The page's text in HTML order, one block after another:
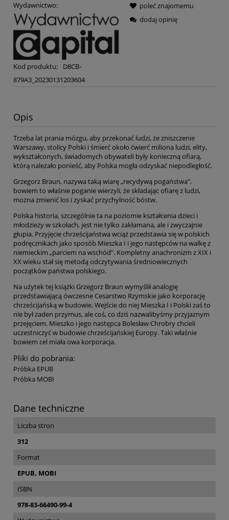
Wydawnictwo:
Kod produktu:
D8CB-
879A3_20230131203604
poleć znajomemu
dodaj opinię
Opis
Trzeba lat prania mózgu, aby przekonać ludzi, że zniszczenie
Warszawy, stolicy Polski i śmierć około ćwierć miliona ludzi, elity,
wykształconych, świadomych obywateli były konieczną ofiarą,
którą należało ponieść, aby Polska mogła odzyskać niepodległość.
Grzegorz Braun, nazywa taką wiarę „recydywą pogaństwa”,
bowiem to właśnie poganie wierzyli, że składając ofiarę z ludzi,
można zmienić los i zyskać przychylność bóstw.
Polska historia, szczególnie ta na poziomie kształcenia dzieci i
młodzieży w szkołach, jest nie tylko zakłamana, ale i zwyczajnie
głupia. Przyjęcie chrześcijaństwa wciąż przedstawia się w polskich
podręcznikach jako sposób Mieszka I i jego następców na walkę z
niemieckim „parciem na wschód”. Kompletny anachronizm z XIX i
XX wieku stał się metodą odczytywania średniowiecznych
początków państwa polskiego.
Na użytek tej książki Grzegorz Braun wymyślił analogię
przedstawiającą ówczesne Cesarstwo Rzymskie jako korporację
chrześcijańską w budowie. Wejście do niej Mieszka I i Polski zaś to
nie był żaden przymus, ale coś, co dziś nazwalibyśmy przyjaznym
przejęciem. Mieszko i jego następca Bolesław Chrobry chcieli
uczestniczyć w budowie chrześcijańskiej Europy. Taki właśnie
bowiem cel miała owa korporacja.
Pliki do pobrania:
Próbka EPUB
Próbka MOBI
Dane techniczne
Liczba stron
312
Format
EPUB, MOBI
ISBN
978-83-66490-99-4